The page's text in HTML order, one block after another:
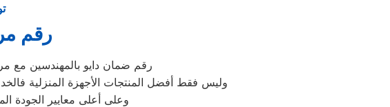
رقم
رقم ضمان دايو بالمهندسين مع
وليس فقط أفضل المنتجات الأجهزة المنزلية
وعلى أعلى معايير الجودة